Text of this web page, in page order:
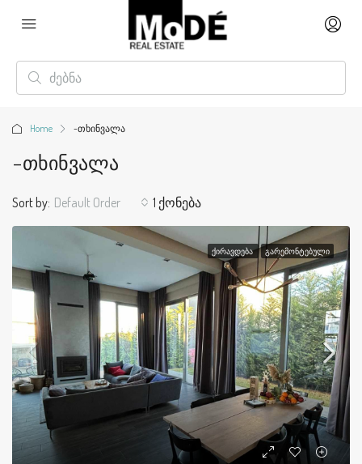
Home -თხინვალა
-თხინვალა
1 ქონება
Sort by: Default Order
ᲥᲘᲠᲐᲕᲓᲔᲑᲐ ᲒᲐᲠᲔᲛᲝᲜᲢᲔᲑᲣᲚᲘ